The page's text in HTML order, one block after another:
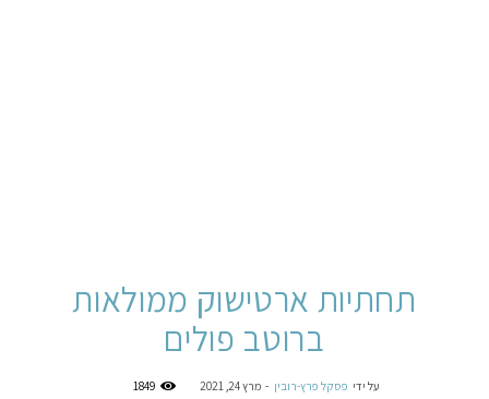
תחתיות ארטישוק ממולאות
ברוטב פולים
על ידי פסקל פרץ-רובין - מרץ 24, 2021 1849